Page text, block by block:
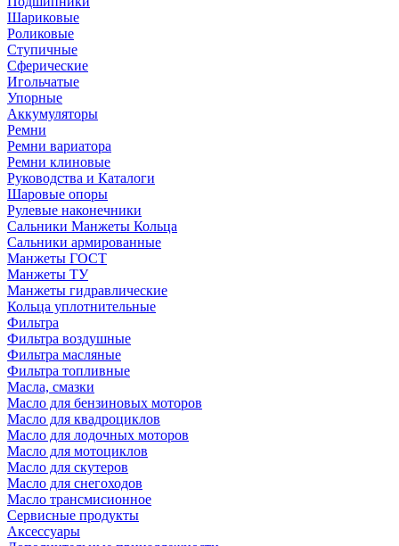
Шариковые
Роликовые
Ступичные
Сферические
Игольчатые
Упорные
Аккумуляторы
Ремни
Ремни вариатора
Ремни клиновые
Руководства и Каталоги
Шаровые опоры
Рулевые наконечники
Сальники Манжеты Кольца
Сальники армированные
Манжеты ГОСТ
Манжеты ТУ
Манжеты гидравлические
Кольца уплотнительные
Фильтра
Фильтра воздушные
Фильтра масляные
Фильтра топливные
Масла, смазки
Масло для бензиновых моторов
Масло для квадроциклов
Масло для лодочных моторов
Масло для мотоциклов
Масло для скутеров
Масло для снегоходов
Масло трансмисионное
Сервисные продукты
Аксессуары